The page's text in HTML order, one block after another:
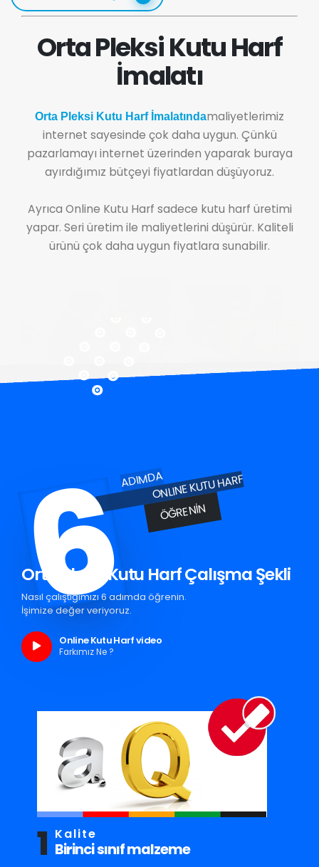
Orta Pleksi Kutu Harf
İmalatı
Orta Pleksi Kutu Harf İmalatındamaliyetlerimiz
internet sayesinde çok daha uygun. Çünkü
pazarlamayı internet üzerinden yaparak buraya
ayırdığımız bütçeyi fiyatlardan düşüyoruz.
Ayrıca Online Kutu Harf sadece kutu harf üretimi
yapar. Seri üretim ile maliyetlerini düşürür. Kaliteli
ürünü çok daha uygun fiyatlara sunabilir.
6ADIMDAONLINE KUTU HARF
ÖĞRENIN
Orta Pleksi Kutu Harf Çalışma Şekli
Nasıl çalıştığımızı 6 adımda öğrenin.
İşimize değer veriyoruz.
Online Kutu Harf video
Farkımız Ne ?
1 Kalite
Birinci sınıf malzeme